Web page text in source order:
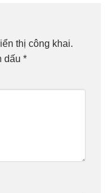
thị công khai.
dấu *